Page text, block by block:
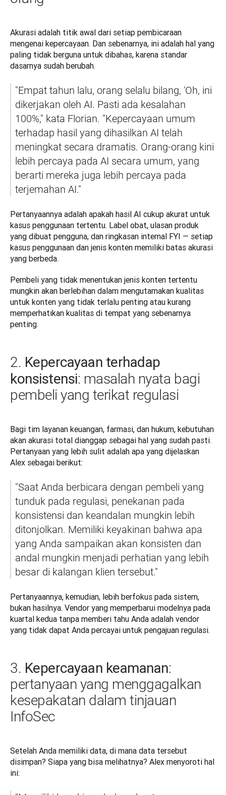
Akurasi adalah titik awal dari setiap pembicaraan
mengenai kepercayaan. Dan sebenarnya, ini adalah hal yang
paling tidak berguna untuk dibahas, karena standar
dasarnya sudah berubah.
"Empat tahun lalu, orang selalu bilang, 'Oh, ini
dikerjakan oleh AI. Pasti ada kesalahan
100%," kata Florian. "Kepercayaan umum
terhadap hasil yang dihasilkan AI telah
meningkat secara dramatis. Orang-orang kini
lebih percaya pada AI secara umum, yang
berarti mereka juga lebih percaya pada
terjemahan AI."
Pertanyaannya adalah apakah hasil AI cukup akurat untuk
kasus penggunaan tertentu. Label obat, ulasan produk
yang dibuat pengguna, dan ringkasan internal FYI — setiap
kasus penggunaan dan jenis konten memiliki batas akurasi
yang berbeda.
Pembeli yang tidak menentukan jenis konten tertentu
mungkin akan berlebihan dalam mengutamakan kualitas
untuk konten yang tidak terlalu penting atau kurang
memperhatikan kualitas di tempat yang sebenarnya
penting.
2. Kepercayaan terhadap
konsistensi: masalah nyata bagi
pembeli yang terikat regulasi
Bagi tim layanan keuangan, farmasi, dan hukum, kebutuhan
akan akurasi total dianggap sebagai hal yang sudah pasti.
Pertanyaan yang lebih sulit adalah apa yang dijelaskan
Alex sebagai berikut:
"Saat Anda berbicara dengan pembeli yang
tunduk pada regulasi, penekanan pada
konsistensi dan keandalan mungkin lebih
ditonjolkan. Memiliki keyakinan bahwa apa
yang Anda sampaikan akan konsisten dan
andal mungkin menjadi perhatian yang lebih
besar di kalangan klien tersebut."
Pertanyaannya, kemudian, lebih berfokus pada sistem,
bukan hasilnya. Vendor yang memperbarui modelnya pada
kuartal kedua tanpa memberi tahu Anda adalah vendor
yang tidak dapat Anda percayai untuk pengajuan regulasi.
3. Kepercayaan keamanan:
pertanyaan yang menggagalkan
kesepakatan dalam tinjauan
InfoSec
Setelah Anda memiliki data, di mana data tersebut
disimpan? Siapa yang bisa melihatnya? Alex menyoroti hal
ini: